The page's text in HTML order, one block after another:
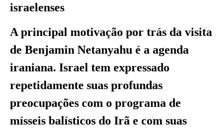
israelenses
A principal motivação por trás da visita
de Benjamin Netanyahu é a agenda
iraniana. Israel tem expressado
repetidamente suas profundas
preocupações com o programa de
mísseis balísticos do Irã e com suas